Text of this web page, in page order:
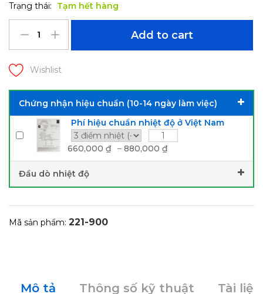
Trạng thái: Tạm hết hàng
Add to cart
Wishlist
Chứng nhận hiệu chuẩn (10-14 ngày làm việc)
Phí hiệu chuẩn nhiệt độ ở Việt Nam
660,000 ₫ – 880,000 ₫
Đầu dò nhiệt độ
Mã sản phẩm: 221-900
Mô tả Thông số kỹ thuật Tài liệu